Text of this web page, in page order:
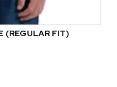
(REGULAR FIT)